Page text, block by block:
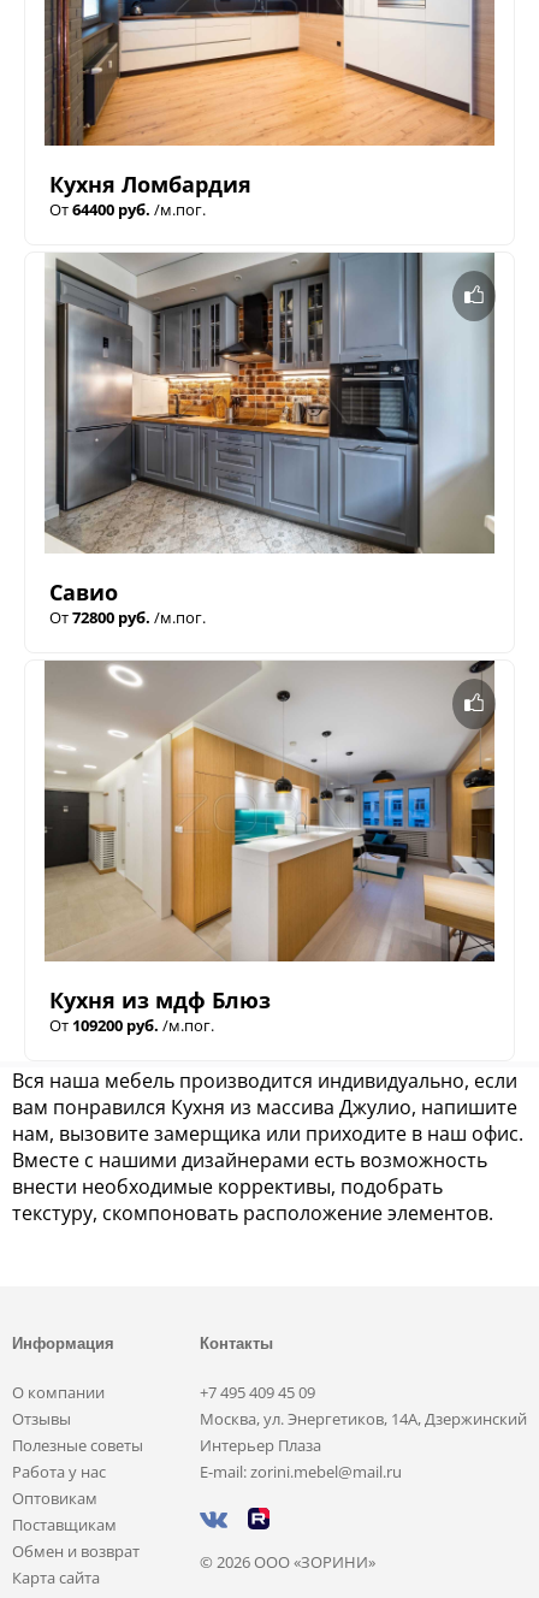
Кухня Ломбардия
От64400 руб. /м.пог.
Савио
От72800 руб. /м.пог.
Кухня из мдф Блюз
От 109200 руб. /м.пог.
Вся наша мебель производится индивидуально, если
вам понравился Кухня из массива Джулио, напишите
нам, вызовите замерщика или приходите в наш офис.
Вместе с нашими дизайнерами есть возможность
внести необходимые коррективы, подобрать
текстуру, скомпоновать расположение элементов.
Информация
О компании
Отзывы
Полезные советы
Работа у нас
Оптовикам
Поставщикам
Обмен и возврат
Карта сайта
Контакты
+7 495 409 45 09
Москва, ул. Энергетиков, 14А, Дзержинский
Интерьер Плаза
E-mail: zorini.mebel@mail.ru
© 2026 ООО «ЗОРИНИ»